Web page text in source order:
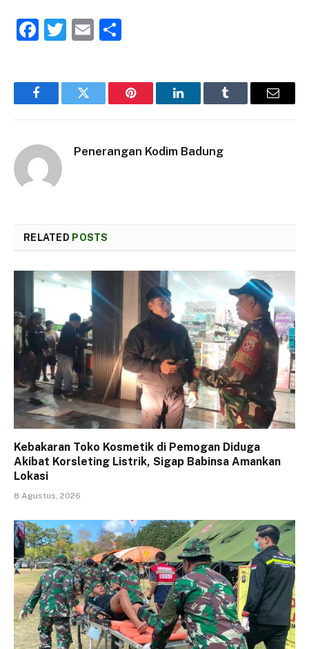
Facebook
Twitter
Email
FacebookTwitter Pinterest LinkedInTumblr Email
Penerangan Kodim Badung
RELATED POSTS
Kebakaran Toko Kosmetik di Pemogan Diduga
Akibat Korsleting Listrik, Sigap Babinsa Amankan
Lokasi
8 Agustus, 2026